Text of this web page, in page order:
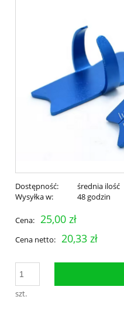
Dostępność:
średnia ilość
Wysyłka w:
48 godzin
Cena: 25,00 zł
Cena netto: 20,33 zł
szt.